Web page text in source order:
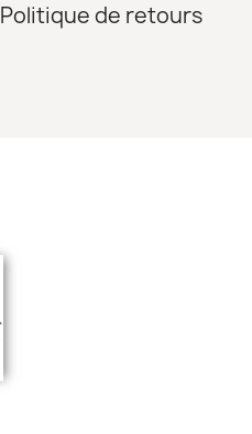
Politique de retours